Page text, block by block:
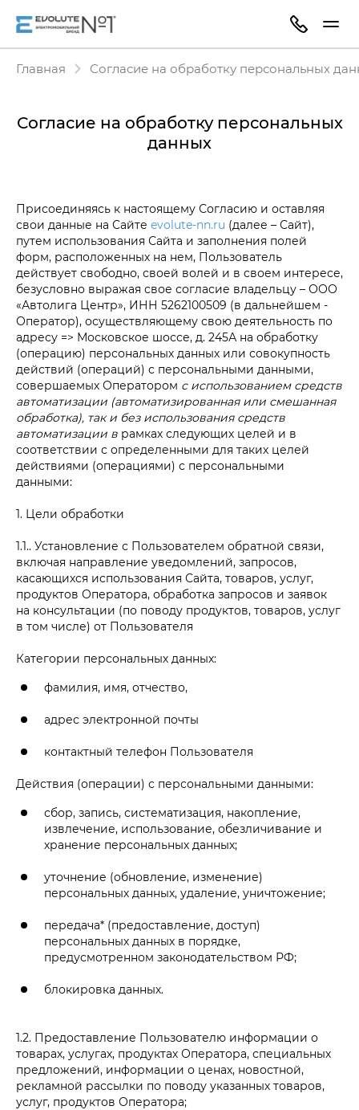
Главная Согласие на обработку персональных
Согласие на обработку персональных
данных
Присоединяясь к настоящему Согласию и оставляя
свои данные на Сайте evolute-nn.ru (далее – Сайт),
путем использования Сайта и заполнения полей
форм, расположенных на нем, Пользователь
действует свободно, своей волей и в своем интересе,
безусловно выражая свое согласие владельцу – ООО
«Автолига Центр», ИНН 5262100509 (в дальнейшем -
Оператор), осуществляющему свою деятельность по
адресу => Московское шоссе, д. 245А на обработку
(операцию) персональных данных или совокупность
действий (операций) с персональными данными,
совершаемых Оператором с использованием средств
автоматизации (автоматизированная или смешанная
обработка), так и без использования средств
автоматизации в рамках следующих целей и в
соответствии с определенными для таких целей
действиями (операциями) с персональными
данными:
1. Цели обработки
1.1.. Установление с Пользователем обратной связи,
включая направление уведомлений, запросов,
касающихся использования Сайта, товаров, услуг,
продуктов Оператора, обработка запросов и заявок
на консультации (по поводу продуктов, товаров, услуг
в том числе) от Пользователя
Категории персональных данных:
фамилия, имя, отчество,
адрес электронной почты
контактный телефон Пользователя
Действия (операции) с персональными данными:
сбор, запись, систематизация, накопление,
извлечение, использование, обезличивание и
хранение персональных данных;
уточнение (обновление, изменение)
персональных данных, удаление, уничтожение;
передача* (предоставление, доступ)
персональных данных в порядке,
предусмотренном законодательством РФ;
блокировка данных.
1.2. Предоставление Пользователю информации о
товарах, услугах, продуктах Оператора, специальных
предложений, информации о ценах, новостной,
рекламной рассылки по поводу указанных товаров,
услуг, продуктов Оператора;